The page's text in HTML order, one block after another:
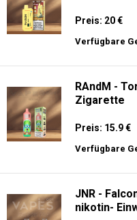
Preis: 20 €
Verfügbare
RAndM -
Zigarette
Preis: 15.9 €
Verfügbare
JNR -
nikotin-